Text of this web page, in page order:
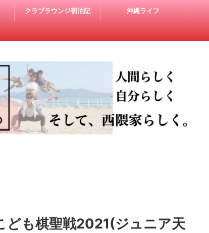
クラブラウンジ宿泊記 沖縄ライフ
ども棋聖戦2021(ジュニア天